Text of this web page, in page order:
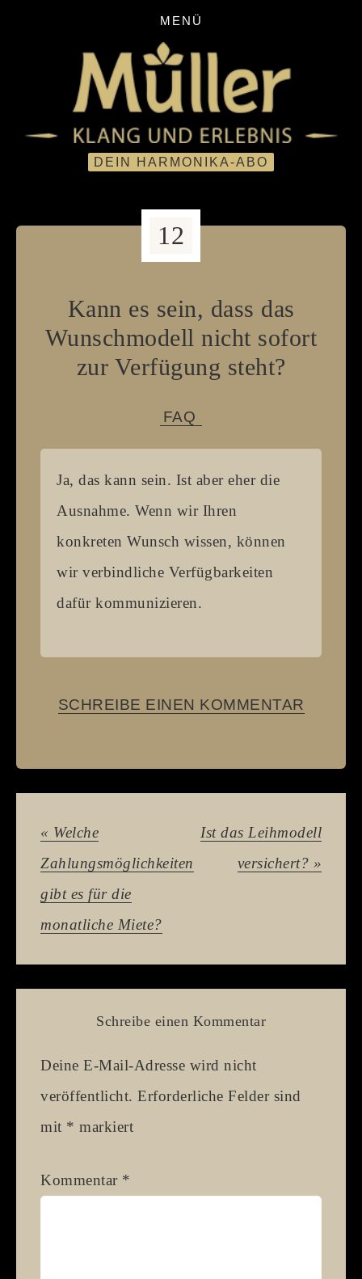
MENÜ
Kann es sein, dass das
Wunschmodell nicht sofort
zur Verfügung steht?
FAQ
12
Ja, das kann sein. Ist aber eher die
Ausnahme. Wenn wir Ihren
konkreten Wunsch wissen, können
wir verbindliche Verfügbarkeiten
dafür kommunizieren.
SCHREIBE EINEN KOMMENTAR
« Welche
Zahlungsmöglichkeiten
gibt es für die
monatliche Miete?
Ist das Leihmodell
versichert? »
Schreibe einen Kommentar
Deine E-Mail-Adresse wird nicht
veröffentlicht. Erforderliche Felder sind
mit * markiert
Kommentar *